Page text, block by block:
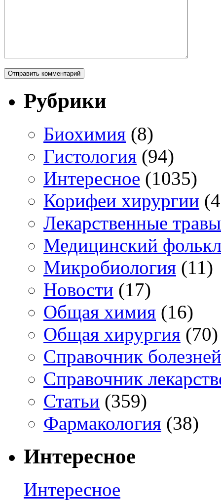
Рубрики
Биохимия (8)
Гистология (94)
Интересное (1035)
Корифеи хирургии
Лекарственные травы
Медицинский
Микробиология (11)
Новости (17)
Общая химия (16)
Общая хирургия (70)
Справочник болезней
Справочник
Статьи (359)
Фармакология (38)
Интересное
Интересное